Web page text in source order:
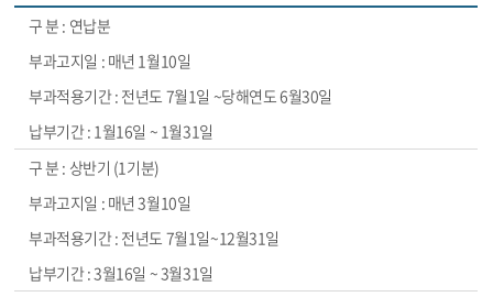
연납분
매년 1월10일
전년도 7월1일 ~당해연도 6월30일
1월16일 ~ 1월31일
상반기 (1기분)
매년 3월10일
전년도 7월1일~12월31일
3월16일 ~ 3월31일